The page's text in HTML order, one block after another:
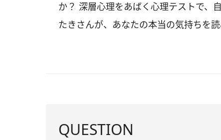
か？ 深層心理をあばく心理テストで、
たきさんが、あなたの本当の気持ちを読
QUESTION